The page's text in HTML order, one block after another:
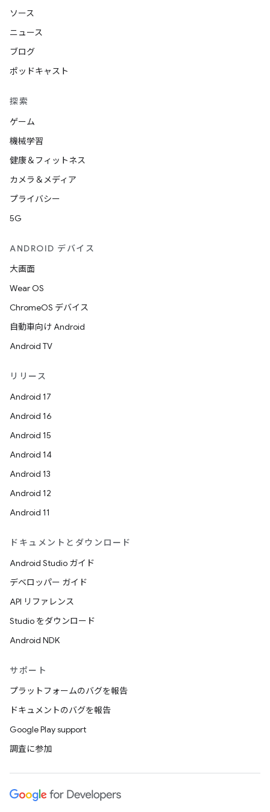
ソース
ニュース
ブログ
ポッドキャスト
探索
ゲーム
機械学習
健康＆フィットネス
カメラ＆メディア
プライバシー
5G
ANDROID デバイス
大画面
Wear OS
ChromeOS デバイス
自動車向け Android
Android TV
リリース
Android 17
Android 16
Android 15
Android 14
Android 13
Android 12
Android 11
ドキュメントとダウンロード
Android Studio ガイド
デベロッパー ガイド
API リファレンス
Studio をダウンロード
Android NDK
サポート
プラットフォームのバグを報告
ドキュメントのバグを報告
Google Play support
調査に参加